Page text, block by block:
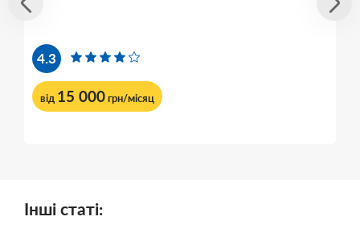
4.3
від 15 000грн/місяц
Інші статі: